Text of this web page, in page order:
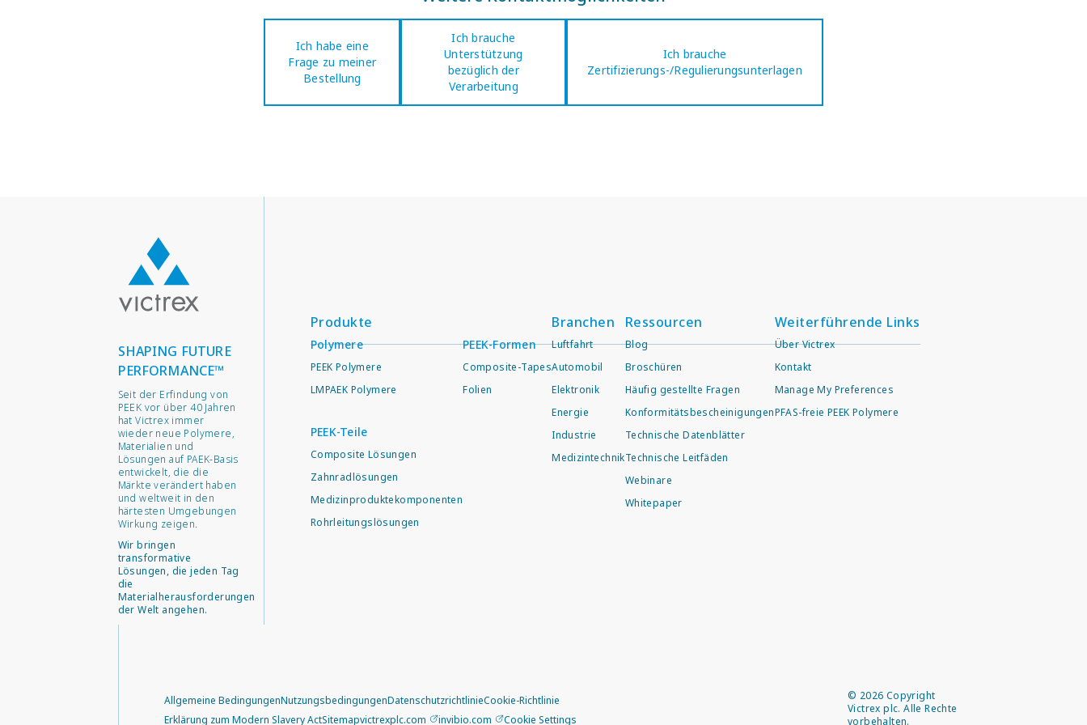
Ich habe eine
Frage zu meiner
Bestellung
Ich brauche
Unterstützung
bezüglich der
Verarbeitung
Ich brauche
Zertifizierungs-/Regulierungsunterlagen
SHAPING FUTURE
PERFORMANCE™
Seit der Erfindung von
PEEK vor über 40 Jahren
hat Victrex immer
wieder neue Polymere,
Materialien und
Lösungen auf PAEK-Basis
entwickelt, die die
Märkte verändert haben
und weltweit in den
härtesten Umgebungen
Wirkung zeigen.
Wir bringen
transformative
Lösungen, die jeden Tag
die
Materialherausforderungen
der Welt angehen.
Produkte
Polymere
PEEK Polymere
LMPAEK Polymere
PEEK-Teile
Composite Lösungen
Zahnradlösungen
Medizinproduktekomponenten
Rohrleitungslösungen
PEEK-Formen
Composite-Tapes
Folien
Branchen
Luftfahrt
Automobil
Elektronik
Energie
Industrie
Medizintechnik
Ressourcen
Blog
Broschüren
Häufig gestellte Fragen
Konformitätsbescheinigungen
Technische Datenblätter
Technische Leitfäden
Webinare
Whitepaper
Weiterführende Links
Über Victrex
Kontakt
Manage My Preferences
PFAS-freie PEEK Polymere
Allgemeine BedingungenNutzungsbedingungenDatenschutzrichtlinieCookie-Richtlinie
Erklärung zum Modern Slavery ActSitemapvictrexplc.com invibio.com Cookie Settings
© 2026 Copyright
Victrex plc. Alle Rechte
vorbehalten.